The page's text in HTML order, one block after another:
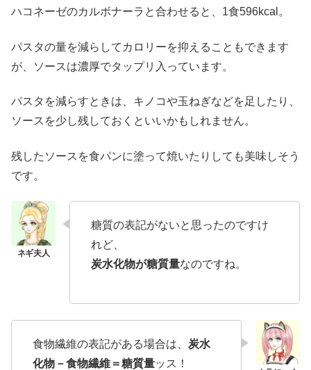
ハコネーゼのカルボナーラと合わせると、1食596kcal。
パスタの量を減らしてカロリーを抑えることもできます
が、ソースは濃厚でタップリ入っています。
パスタを減らすときは、キノコや玉ねぎなどを足したり、
ソースを少し残しておくといいかもしれません。
残したソースを食パンに塗って焼いたりしても美味しそう
です。
糖質の表記がないと思ったのですけ
れど、
炭水化物が糖質量なのですね。
食物繊維の表記がある場合は、 炭水
化物－食物繊維＝糖質量ッス！